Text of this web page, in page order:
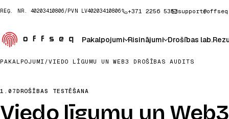
REĢ. NR. 40203410806/PVN LV40203410806 +371 2256 5353
Pakalpojumi Risinājumi Drošības lab.
PAKALPOJUMI /VIEDO LĪGUMU UN WEB3 DROŠĪBAS AUDITS
1.07DROŠĪBAS TESTĒŠANA
Viedo līgumu un Web3